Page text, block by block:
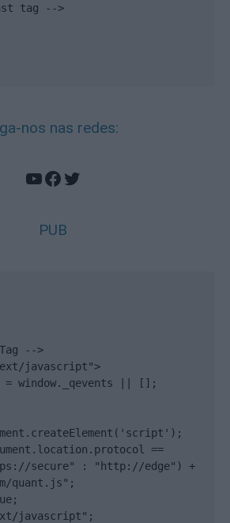
tag -->
nos nas redes:
YouTube
Facebook
Twitter
PUB
-->
javascript">
= window._qevents || [];
==
secure" : "http://edge") +
quant.js";
javascript";